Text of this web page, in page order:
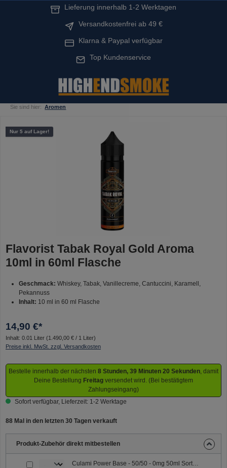
Lieferung innerhalb 1-2 Werktagen
Versandkostenfrei ab 49 €
Klarna & Paypal verfügbar
Top Kundenservice
Sie sind hier: Aromen
Bildergalerie überspringen
Nur 5 auf Lager!
Flavorist Tabak Royal Gold Aroma
10ml in 60ml Flasche
Geschmack: Whiskey, Tabak, Vanillecreme, Cantuccini, Karamell,
Pekannuss
Inhalt: 10 ml in 60 ml Flasche
14,90 €*
Inhalt: 0.01 Liter (1.490,00 € / 1 Liter)
Preise inkl. MwSt. zzgl. Versandkosten
Bestelle innerhalb der nächsten 8 Stunden, 39 Minuten 20 Sekunden, damit
Deine Bestellung Freitag versendet wird. (Bei bestätigtem
Zahlungseingang)
Sofort verfügbar, Lieferzeit: 1-2 Werktage
88 Mal in den letzten 30 Tagen verkauft
Produkt-Zubehör direkt mitbestellen
Culami Power Base - 50/50 - 0mg 50ml Sorte: 50/50